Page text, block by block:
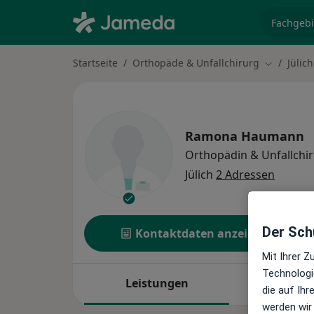
Startseite Orthopäde & Unfallchirurg StadtJülich
Ramona Haumann
Orthopädin &
Jülich 2 Adressen
Kontaktdaten anzeigen
Leistungen
Der
Mit Ihrer
die auf
werden